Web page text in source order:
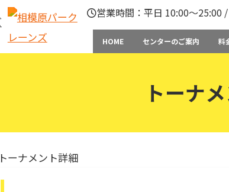
営業時間：平日 10:00〜25:00
HOME センターのご案内 料
トーナ
トーナメント詳細